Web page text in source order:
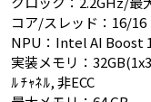
コア/スレッド：16/16
NPU：Intel AI Boost
実装メモリ：
ﾙ ﾁｬﾈﾙ, 非ECC